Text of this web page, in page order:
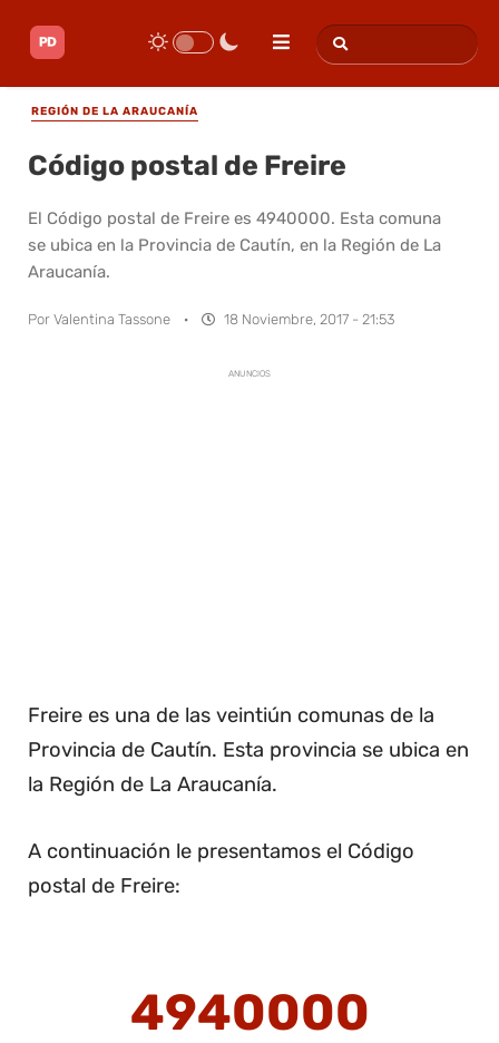
REGIÓN DE LA ARAUCANÍA
Código postal de Freire
El Código postal de Freire es 4940000. Esta comuna
se ubica en la Provincia de Cautín, en la Región de La
Araucanía.
Por Valentina Tassone · 18 Noviembre, 2017 - 21:53
ANUNCIOS
Freire es una de las veintiún comunas de la
Provincia de Cautín. Esta provincia se ubica en
la Región de La Araucanía.
A continuación le presentamos el Código
postal de Freire:
4940000